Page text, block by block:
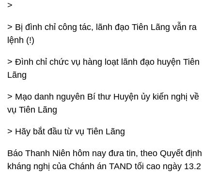
>
> Bị đình chỉ công tác, lãnh đạo Tiên Lãng vẫn ra
lệnh (!)
> Đình chỉ chức vụ hàng loạt lãnh đạo huyện Tiên
Lãng
> Mạo danh nguyên Bí thư Huyện ủy kiến nghị về
vụ Tiên Lãng
> Hãy bắt đầu từ vụ Tiên Lãng
Báo Thanh Niên hôm nay đưa tin, theo Quyết định
kháng nghị của Chánh án TAND tối cao ngày 13.2